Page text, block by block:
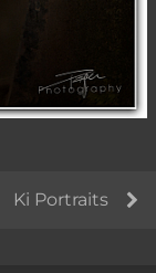
Ki Portraits